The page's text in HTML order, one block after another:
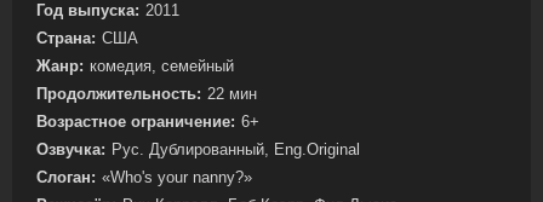
Год выпуска: 2011
Страна: США
Жанр: комедия, семейный
Продолжительность: 22 мин
Возрастное ограничение: 6+
Озвучка: Рус. Дублированный, Eng.Original
Слоган: «Who's your nanny?»